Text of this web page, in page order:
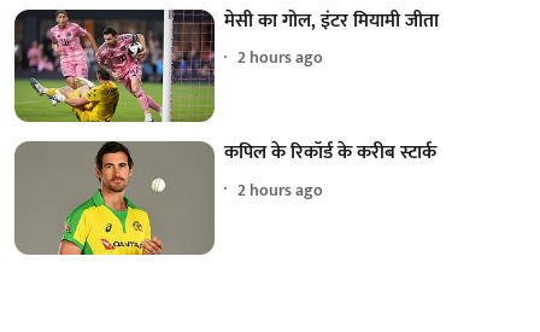
मेसी का गोल, इंटर मियामी जीता
2 hours ago
कपिल के रिकॉर्ड के करीब स्टार्क
2 hours ago